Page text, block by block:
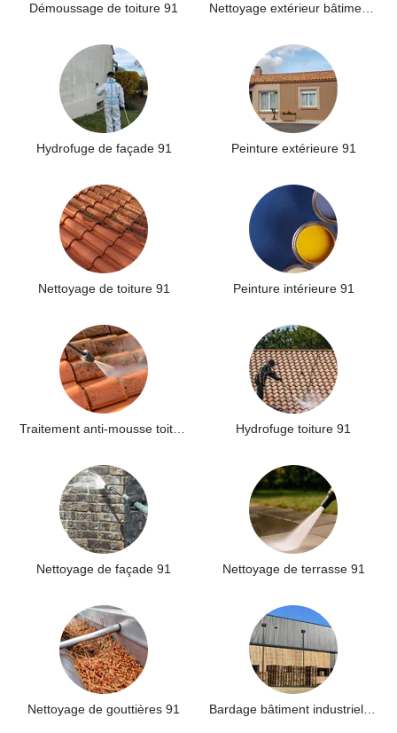
Démoussage de toiture 91
Hydrofuge de façade 91 Peinture extérieure 91
Nettoyage de toiture 91 Peinture intérieure 91
Hydrofuge toiture 91
Nettoyage de façade 91 Nettoyage de terrasse 91
Nettoyage de gouttières 91